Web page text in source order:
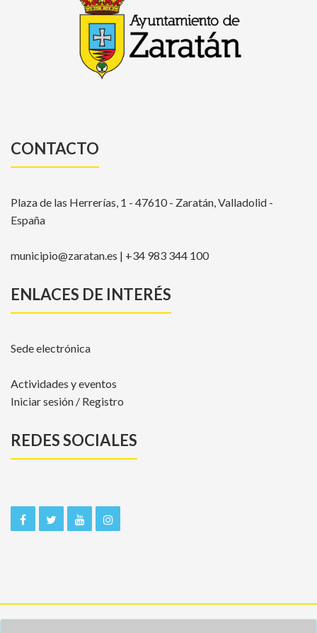
CONTACTO
Plaza de las Herrerías, 1 - 47610 - Zaratán, Valladolid -
España
municipio@zaratan.es | +34 983 344 100
ENLACES DE INTERÉS
Sede electrónica
Actividades y eventos
Iniciar sesión / Registro
REDES SOCIALES